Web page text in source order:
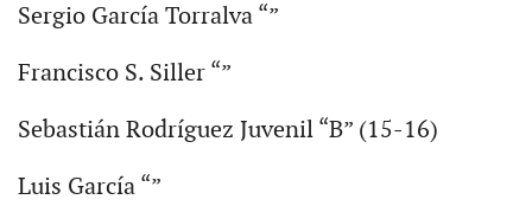
Sergio García Torralva “”
Francisco S. Siller “”
Sebastián Rodríguez Juvenil “B” (15-16)
Luis García “”